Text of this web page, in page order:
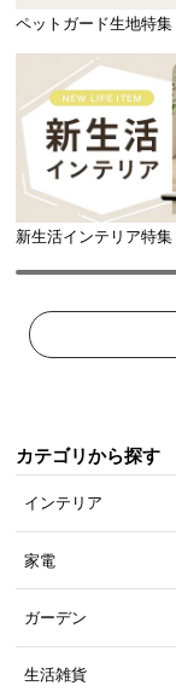
スライドレ
たくさん収納
しの開閉も、
ペットガード生地特集
新生活インテリア特集
カテゴリから探す
インテリア
家電
ガーデン
生活雑貨